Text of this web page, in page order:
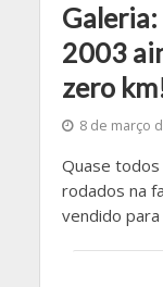
Galeria:
2003
zero
8 de março
Quase
rodados na
vendido para